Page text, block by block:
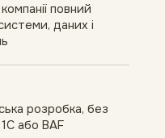
повний
даних і
розробка, без
або BAF